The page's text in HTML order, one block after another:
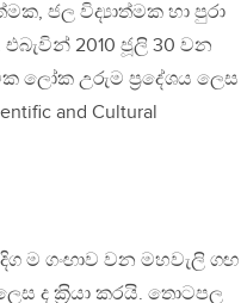
ජල විද්‍යාත්මක හා පුරා
2010 ජූලි 30 වන
ලෝක උරුම ප‍්‍රදේශය ලෙස
and Cultural
ම ගංඟාව වන මහවැලි ගඟ
ද ක‍්‍රියා කරයි. තොටපල